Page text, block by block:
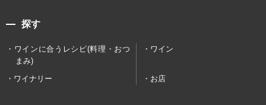
探す
ワインに合うレシピ(料理・おつ
まみ)
ワイン
ワイナリー お店